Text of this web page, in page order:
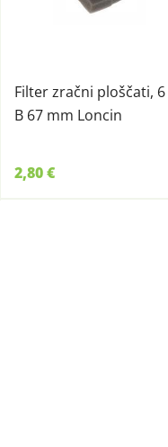
Filter zračni ploščati, 6
B 67 mm Loncin
2,80 €